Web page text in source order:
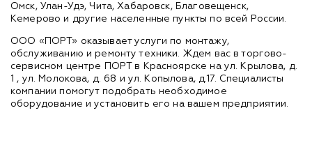
Омск, Улан-Удэ, Чита, Хабаровск, Благовещенск,
Кемерово и другие населенные пункты по всей России.
ООО «ПОРТ» оказывает услуги по монтажу,
обслуживанию и ремонту техники. Ждем вас в торгово-
сервисном центре ПОРТ в Красноярске на ул. Крылова, д.
1 , ул. Молокова, д. 68 и ул. Копылова, д.17. Специалисты
компании помогут подобрать необходимое
оборудование и установить его на вашем предприятии.